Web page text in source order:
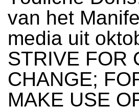
van het
media uit
STRIVE FOR
CHANGE;
MAKE USE